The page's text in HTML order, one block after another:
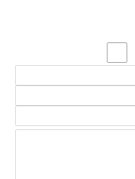
حيث سيحصل الزبون
زر واحدة
لتقديم تجربة
للزبائن، حيث تم دمج
الإلكتروني مما يمكن
(الذهبية والفضية)
الترويجية أثناء التسوق